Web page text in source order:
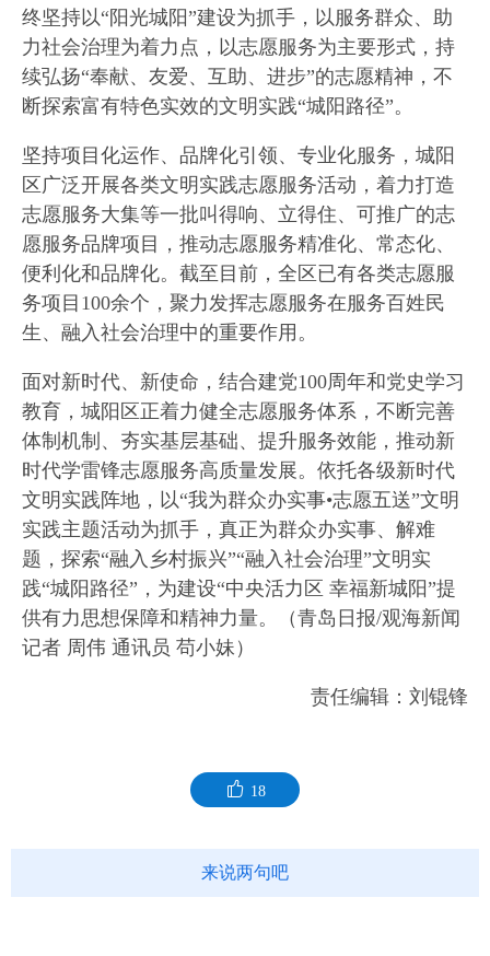
终坚持以“阳光城阳”建设为抓手，以服务群众、助
力社会治理为着力点，以志愿服务为主要形式，持
续弘扬“奉献、友爱、互助、进步”的志愿精神，不
断探索富有特色实效的文明实践“城阳路径”。
坚持项目化运作、品牌化引领、专业化服务，城阳
区广泛开展各类文明实践志愿服务活动，着力打造
志愿服务大集等一批叫得响、立得住、可推广的志
愿服务品牌项目，推动志愿服务精准化、常态化、
便利化和品牌化。截至目前，全区已有各类志愿服
务项目100余个，聚力发挥志愿服务在服务百姓民
生、融入社会治理中的重要作用。
面对新时代、新使命，结合建党100周年和党史学习
教育，城阳区正着力健全志愿服务体系，不断完善
体制机制、夯实基层基础、提升服务效能，推动新
时代学雷锋志愿服务高质量发展。依托各级新时代
文明实践阵地，以“我为群众办实事•志愿五送”文明
实践主题活动为抓手，真正为群众办实事、解难
题，探索“融入乡村振兴”“融入社会治理”文明实
践“城阳路径”，为建设“中央活力区 幸福新城阳”提
供有力思想保障和精神力量。（青岛日报/观海新闻
记者 周伟 通讯员 苟小妹）
责任编辑：刘锟锋
18
来说两句吧